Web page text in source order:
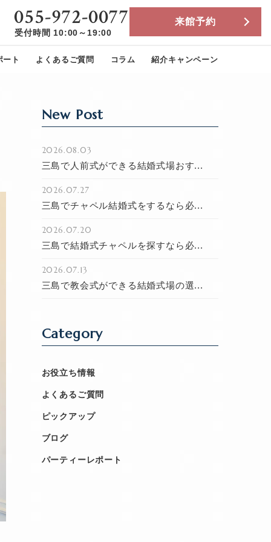
055-972-0077
受付時間 10:00～19:00
来館予約
ート よくあるご質問 コラム 紹介キャンペーン
New Post
2026.08.03
三島で人前式ができる結婚式場おす...
2026.07.27
三島でチャペル結婚式をするなら必...
2026.07.20
三島で結婚式チャペルを探すなら必...
2026.07.13
三島で教会式ができる結婚式場の選...
Category
お役立ち情報
よくあるご質問
ピックアップ
ブログ
パーティーレポート